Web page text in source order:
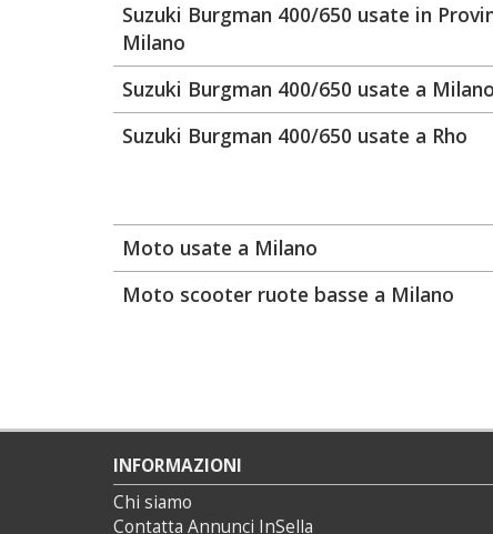
Suzuki Burgman 400/650 usate in
Milano
Suzuki Burgman 400/650 usate a Milano
Suzuki Burgman 400/650 usate a Rho
Moto usate a Milano
Moto scooter ruote basse a Milano
INFORMAZIONI
Chi siamo
Contatta Annunci InSella